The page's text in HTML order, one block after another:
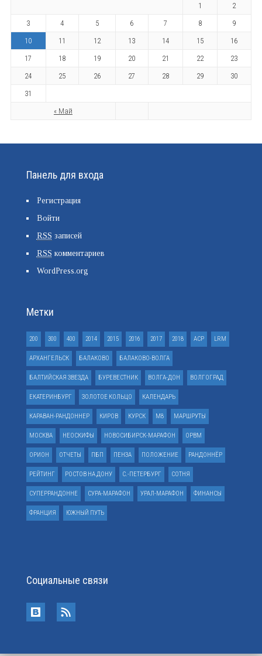
« Май
1
2
3
4 5 6 7 8
9
10
11 12 13 14 15
16
17
18 19 20 21 22
23
24
25 26 27 28 29
30
31
Панель для входа
Регистрация
Войти
RSS записей
RSS комментариев
WordPress.org
Метки
200 300 400 2014 2015 2016 2017 2018 ACP LRM
АРХАНГЕЛЬСК БАЛАКОВО БАЛАКОВО-ВОЛГА
БАЛТИЙСКАЯ ЗВЕЗДА БУРЕВЕСТНИК ВОЛГА-ДОН ВОЛГОГРАД
ЕКАТЕРИНБУРГ ЗОЛОТОЕ КОЛЬЦО КАЛЕНДАРЬ
КАРАВАН-РАНДОННЕР КИРОВ КУРСК М8 МАРШРУТЫ
МОСКВА НЕОСКИФЫ НОВОСИБИРСК-МАРАФОН ОРВМ
ОРИОН ОТЧЕТЫ ПБП ПЕНЗА ПОЛОЖЕНИЕ РАНДОННЁР
РЕЙТИНГ РОСТОВ НА ДОНУ С.-ПЕТЕРБУРГ СОТНЯ
СУПЕРРАНДОННЕ СУРА-МАРАФОН УРАЛ-МАРАФОН ФИНАНСЫ
ФРАНЦИЯ ЮЖНЫЙ ПУТЬ
Социальные связи